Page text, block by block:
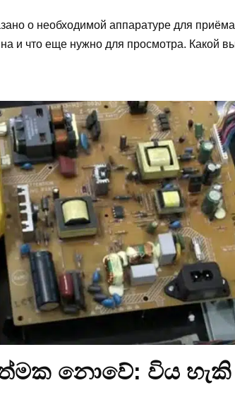
о необходимой аппаратуре для
и что еще нужно для просмотра. Какой
නොවේ: විය